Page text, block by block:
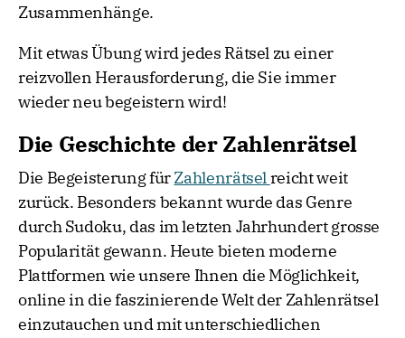
Zusammenhänge.
Mit etwas Übung wird jedes Rätsel zu einer
reizvollen Herausforderung, die Sie immer
wieder neu begeistern wird!
Die Geschichte der Zahlenrätsel
Die Begeisterung fürZahlenrätselreicht weit
zurück. Besonders bekannt wurde das Genre
durch Sudoku, das im letzten Jahrhundert grosse
Popularität gewann. Heute bieten moderne
Plattformen wie unsere Ihnen die Möglichkeit,
online in die faszinierende Welt der Zahlenrätsel
einzutauchen und mit unterschiedlichen